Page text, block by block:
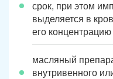
срок, при этом
выделяется в
его
масляный
внутривенного